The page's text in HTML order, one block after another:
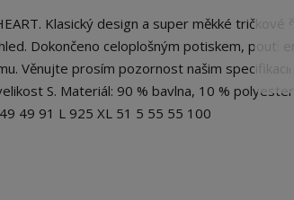
Klasický design a super měkké
Dokončeno celoplošným potiskem,
Věnujte prosím pozornost našim
S. Materiál: 90 % bavlna, 10 %
49 91 L 925 XL 51 5 55 55 100